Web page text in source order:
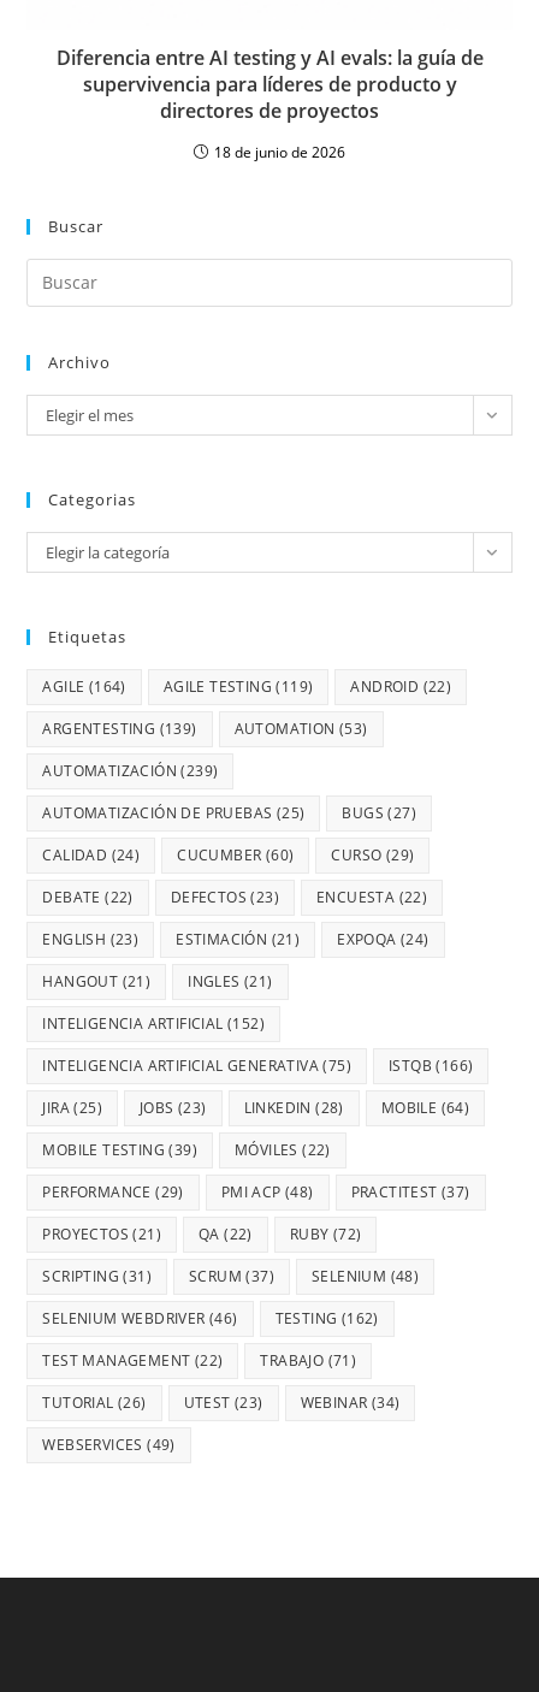
Diferencia entre AI testing y AI evals: la guía de
supervivencia para líderes de producto y
directores de proyectos
18 de junio de 2026
Buscar
Archivo
Elegir el mes
Categorias
Elegir la categoría
Etiquetas
AGILE (164) AGILE TESTING (119) ANDROID (22)
ARGENTESTING (139) AUTOMATION (53)
AUTOMATIZACIÓN (239)
AUTOMATIZACIÓN DE PRUEBAS (25) BUGS (27)
CALIDAD (24) CUCUMBER (60) CURSO (29)
DEBATE (22) DEFECTOS (23) ENCUESTA (22)
ENGLISH (23) ESTIMACIÓN (21) EXPOQA (24)
HANGOUT (21) INGLES (21)
INTELIGENCIA ARTIFICIAL (152)
INTELIGENCIA ARTIFICIAL GENERATIVA(75) ISTQB (166)
JIRA(25) JOBS (23) LINKEDIN (28) MOBILE (64)
MOBILE TESTING (39) MÓVILES (22)
PERFORMANCE (29) PMI ACP (48) PRACTITEST (37)
PROYECTOS (21) QA (22) RUBY (72)
SCRIPTING (31) SCRUM (37) SELENIUM (48)
SELENIUM WEBDRIVER (46) TESTING (162)
TEST MANAGEMENT (22) TRABAJO (71)
TUTORIAL (26) UTEST (23) WEBINAR (34)
WEBSERVICES (49)